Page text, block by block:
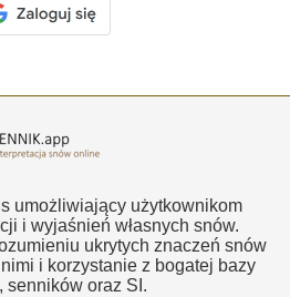
umożliwiający użytkownikom
i wyjaśnień własnych snów.
ukrytych znaczeń snów
i korzystanie z bogatej bazy
senników oraz SI.